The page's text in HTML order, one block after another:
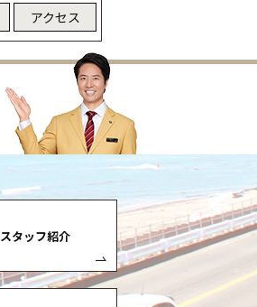
アクセス
スタッフ紹介